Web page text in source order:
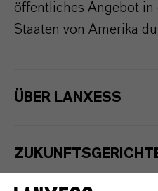
öffentliches Angebot in
Staaten von Amerika
ÜBER LANXESS